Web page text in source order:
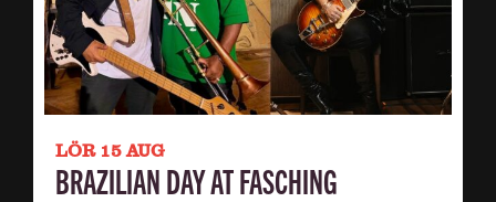
LÖR 15 AUG
BRAZILIAN DAY AT FASCHING